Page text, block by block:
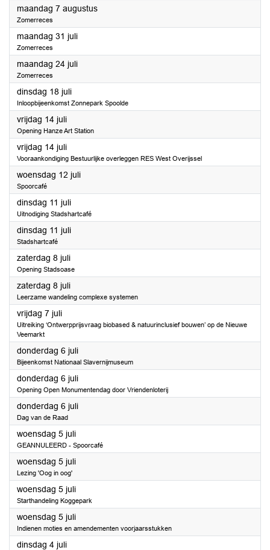
maandag 7 augustus2023
Zomerreces
maandag 31 juli2023
Zomerreces
maandag 24 juli2023
Zomerreces
dinsdag 18 juli2023
Inloopbijeenkomst Zonnepark Spoolde
vrijdag 14 juli2023
Opening Hanze Art Station
vrijdag 14 juli2023
Vooraankondiging Bestuurlijke overleggen RES West Overijssel
woensdag 12 juli2023
Spoorcafé
dinsdag 11 juli2023
Uitnodiging Stadshartcafé
dinsdag 11 juli2023
Stadshartcafé
zaterdag 8 juli2023
Opening Stadsoase
zaterdag 8 juli2023
Leerzame wandeling complexe systemen
vrijdag 7 juli2023
Uitreiking ‘Ontwerpprijsvraag biobased & natuurinclusief bouwen’ op de Nieuwe
Veemarkt
donderdag 6 juli2023
Bijeenkomst Nationaal Slavernijmuseum
donderdag 6 juli2023
Opening Open Monumentendag door Vriendenloterij
donderdag 6 juli2023
Dag van de Raad
woensdag 5 juli2023
GEANNULEERD - Spoorcafé
woensdag 5 juli2023
Lezing 'Oog in oog'
woensdag 5 juli2023
Starthandeling Koggepark
woensdag 5 juli2023
Indienen moties en amendementen voorjaarsstukken
dinsdag 4 juli2023